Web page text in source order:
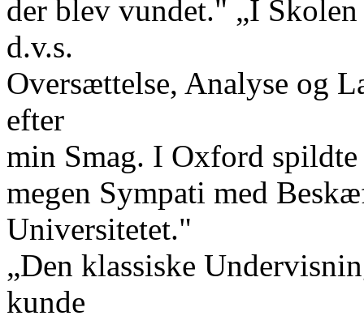
der blev vundet." „I
d.v.s.
Oversættelse, Analyse og
efter
min Smag. I Oxford
megen Sympati med
Universitetet."
„Den klassiske
kunde